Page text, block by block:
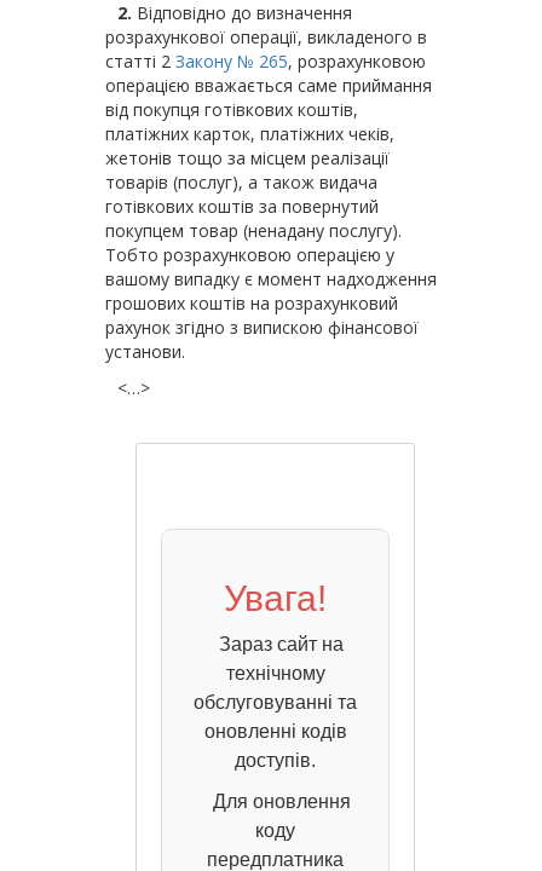
2. Відповідно до визначення
розрахункової операції, викладеного в
статті 2 Закону № 265, розрахунковою
операцією вважається саме приймання
від покупця готівкових коштів,
платіжних карток, платіжних чеків,
жетонів тощо за місцем реалізації
товарів (послуг), а також видача
готівкових коштів за повернутий
покупцем товар (ненадану послугу).
Тобто розрахунковою операцією у
вашому випадку є момент надходження
грошових коштів на розрахунковий
рахунок згідно з випискою фінансової
установи.
<…>
Увага!
Зараз сайт на
технічному
обслуговуванні та
оновленні кодів
доступів.
Для оновлення
коду
передплатника